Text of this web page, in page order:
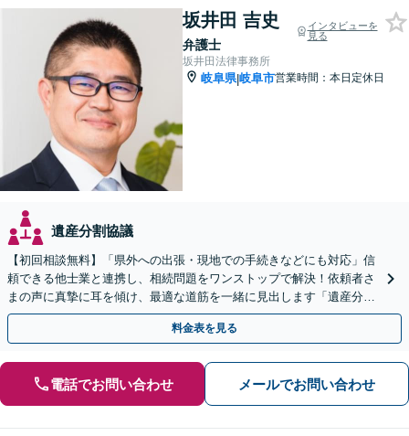
坂井田 吉史
弁護士
インタビューを
見る
坂井田法律事務所
岐阜県|岐阜市営業時間：本日定休日
遺産分割協議
【初回相談無料】「県外への出張・現地での手続きなどにも対応」信
頼できる他士業と連携し、相続問題をワンストップで解決！依頼者さ
まの声に真摯に耳を傾け、最適な道筋を一緒に見出します「遺産分割
／寄与分／成年後見／遺留分／相続放棄／遺言書作成など」
料金表を見る
電話でお問い合わせ メールでお問い合わせ